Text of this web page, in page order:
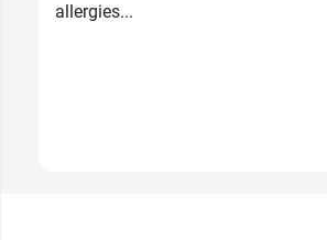
allergies...